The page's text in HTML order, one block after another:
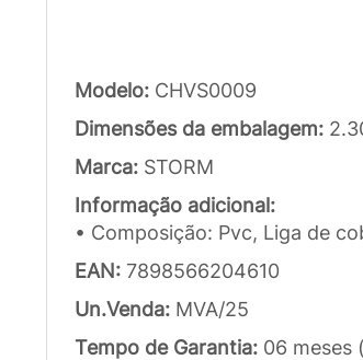
Modelo: CHVS0009
Dimensões da embalagem:
Marca: STORM
Informação adicional:
• Composição: Pvc, Liga de
EAN: 7898566204610
Un.Venda: MVA/25
Tempo de Garantia: 06 meses